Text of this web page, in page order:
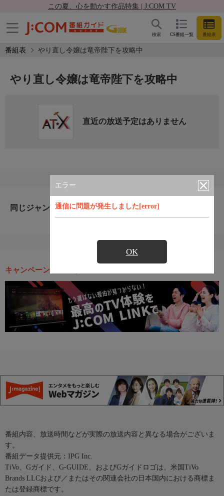
この夏、心を動かす作品特集 | J:COM TV
CS番組一覧 番組表
検索
番組表 やり直し令嬢は竜帝陛下を攻略中
エラー
通信に問題が発生しました[error]
OK
やり直し令嬢は竜帝陛下を攻略中
直近の放送予定はありません
同じジャンルのおすすめ番組
キャンペーン・お得な情報
番組内容、放送時間などが実際の放送内容と異なる場合がございま
す。
番組データ提供元：IPG Inc.
TiVo、Gガイド、G-GUIDE、およびGガイドロゴは、米国TiVo
Brands LLCおよび／またはその関連会社の日本国内における商標ま
たは登録商標です。